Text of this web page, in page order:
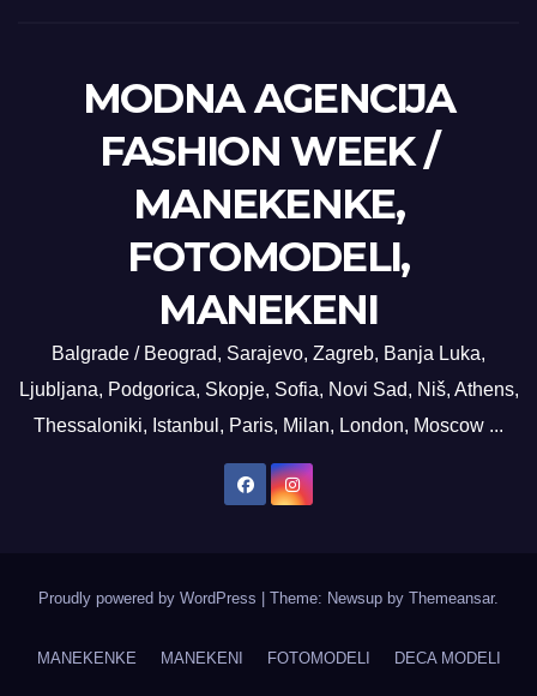
MODNA AGENCIJA
FASHION WEEK /
MANEKENKE,
FOTOMODELI,
MANEKENI
Balgrade / Beograd, Sarajevo, Zagreb, Banja Luka,
Ljubljana, Podgorica, Skopje, Sofia, Novi Sad, Niš, Athens,
Thessaloniki, Istanbul, Paris, Milan, London, Moscow ...
Proudly powered by WordPress Theme: Newsup by Themeansar.
MANEKENKE MANEKENI FOTOMODELI DECA MODELI